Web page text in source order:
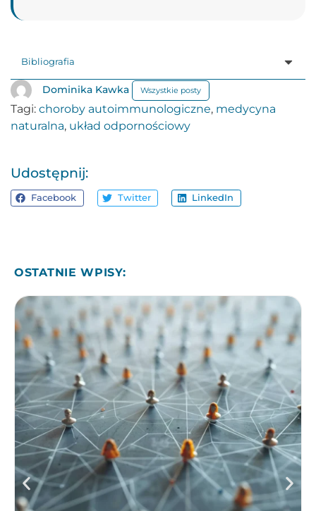
Bibliografia
Dominika Kawka Wszystkie posty
Tagi: choroby autoimmunologiczne, medycyna
naturalna, układ odpornościowy
Udostępnij:
Facebook Twitter LinkedIn
OSTATNIE WPISY: